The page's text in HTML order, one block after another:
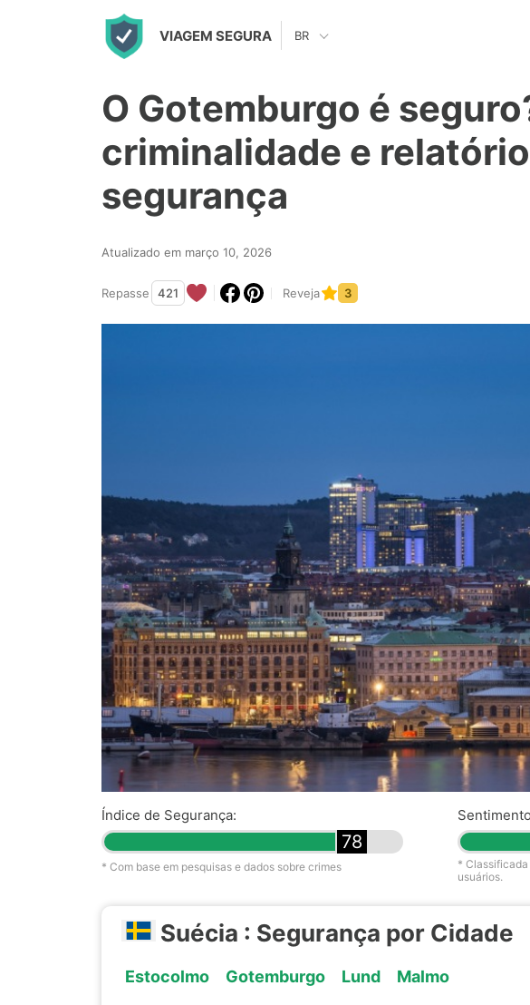
VIAGEM SEGURA BR
O Gotemburgo é
criminalidade e
segurança
Atualizado em março 10, 2026
Repasse 421 Reveja 3
Índice de Segurança:
78
* Com base em pesquisas e dados sobre crimes * Classificada
usuários.
Suécia : Segurança por Cidade
Estocolmo Gotemburgo Lund Malmo